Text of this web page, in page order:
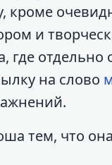
кроме
и
где
на слово
тем, что